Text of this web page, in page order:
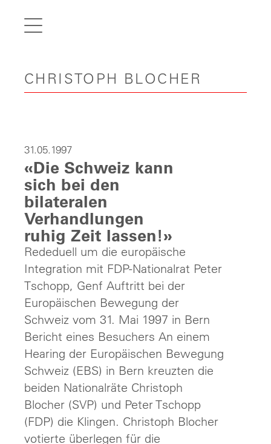
CHRISTOPH BLOCHER
en
Startseite
Galerie
Kontakt
31.05.1997
«Die Schweiz kann
sich bei den
bilateralen
Verhandlungen
ruhig Zeit lassen!»
Rededuell um die europäische
Integration mit FDP-Nationalrat Peter
Tschopp, Genf Auftritt bei der
Europäischen Bewegung der
Schweiz vom 31. Mai 1997 in Bern
Bericht eines Besuchers An einem
Hearing der Europäischen Bewegung
Schweiz (EBS) in Bern kreuzten die
beiden Nationalräte Christoph
Blocher (SVP) und Peter Tschopp
(FDP) die Klingen. Christoph Blocher
votierte überlegen für die